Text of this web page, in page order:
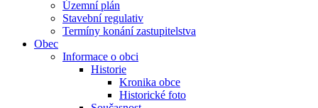
Územní plán
Stavební regulativ
Termíny konání zastupitelstva
Obec
Informace o obci
Historie
Kronika obce
Historické foto